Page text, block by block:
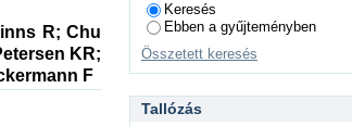
R; Chu
KR;
F
Keresés
Ebben a gyűjteményben
Összetett keresés
Tallózás